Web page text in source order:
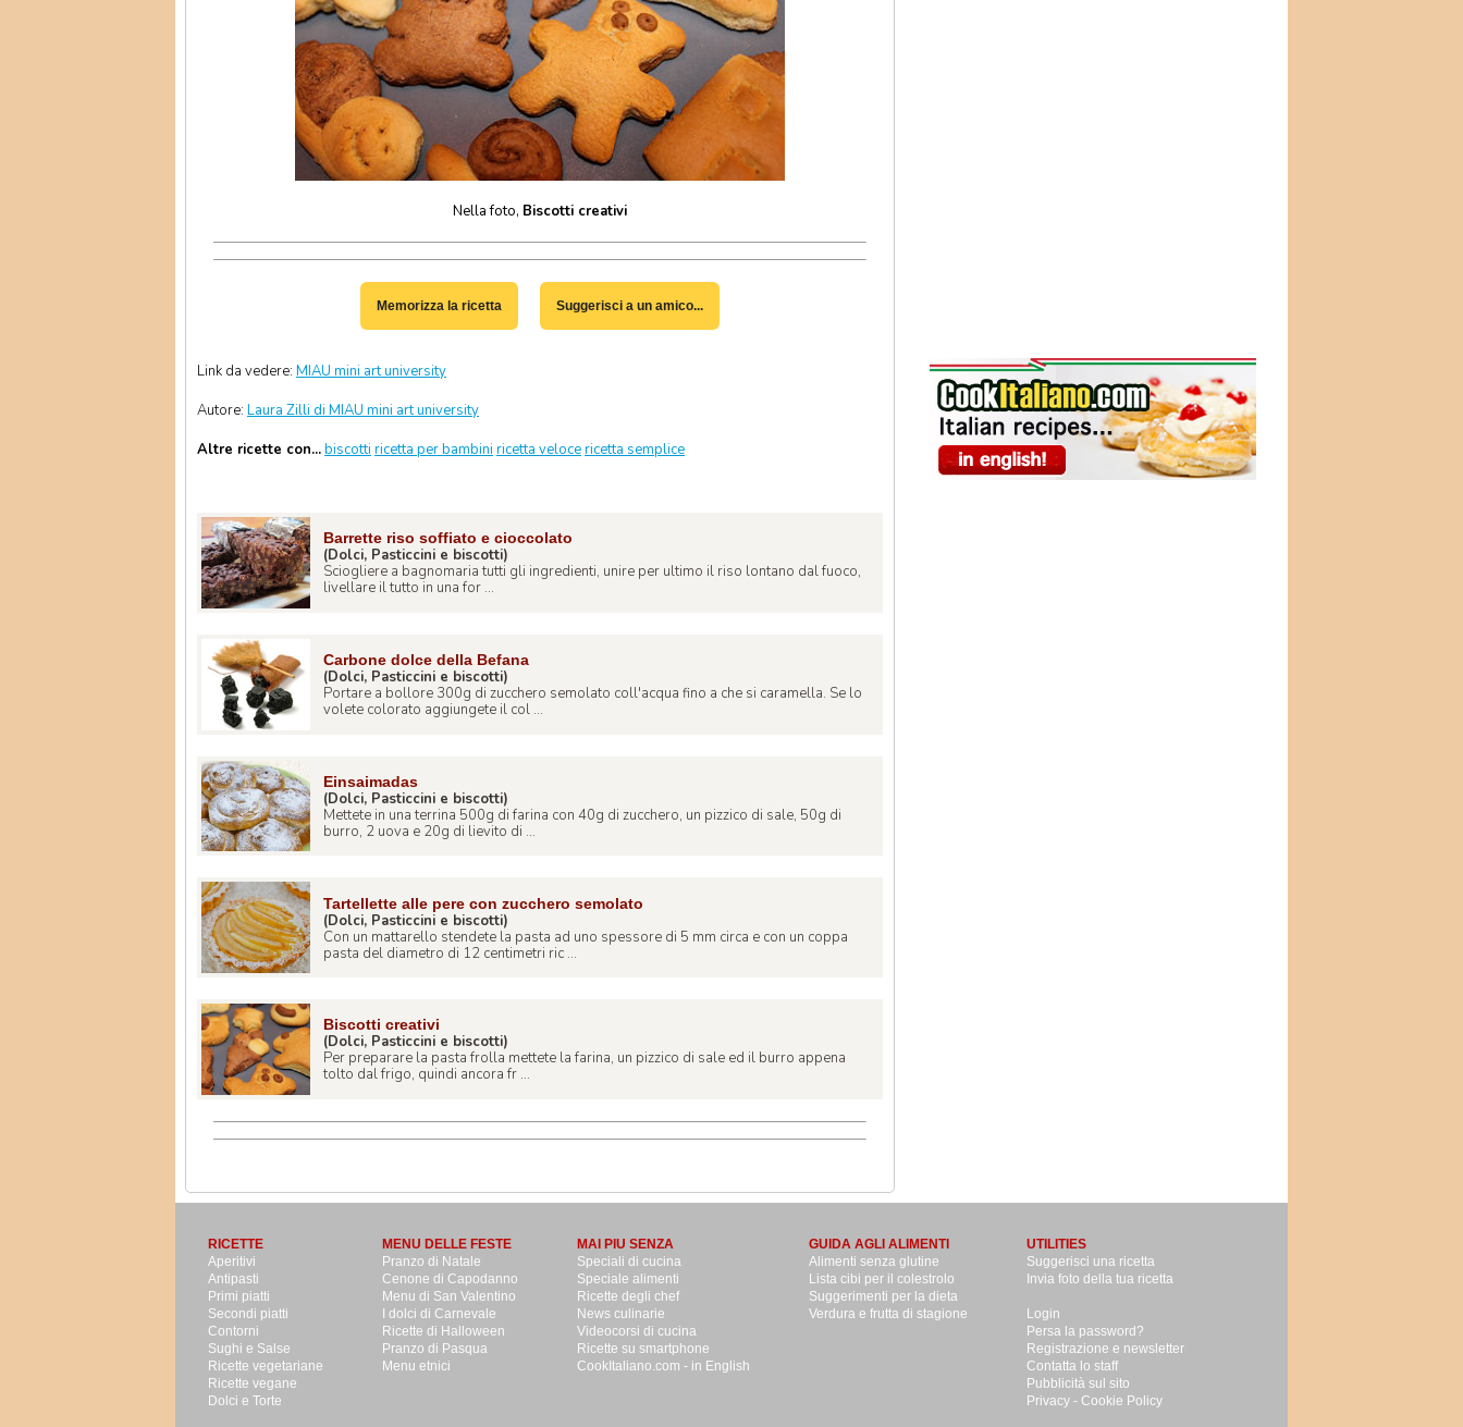
Nella foto, Biscotti creativi
Memorizza la ricetta Suggerisci a un amico...
Link da vedere: MIAU mini art university
Autore: Laura Zilli di MIAU mini art university
Altre ricette con...biscotti ricetta per bambini ricetta velocericetta semplice
Barrette riso soffiato e cioccolato
(Dolci, Pasticcini e biscotti)
Sciogliere a bagnomaria tutti gli ingredienti, unire per ultimo il riso lontano dal fuoco,
livellare il tutto in una for ...
Carbone dolce della Befana
(Dolci, Pasticcini e biscotti)
Portare a bollore 300g di zucchero semolato coll'acqua fino a che si caramella. Se lo
volete colorato aggiungete il col ...
Einsaimadas
(Dolci, Pasticcini e biscotti)
Mettete in una terrina 500g di farina con 40g di zucchero, un pizzico di sale, 50g di
burro, 2 uova e 20g di lievito di ...
Tartellette alle pere con zucchero semolato
(Dolci, Pasticcini e biscotti)
Con un mattarello stendete la pasta ad uno spessore di 5 mm circa e con un coppa
pasta del diametro di 12 centimetri ric ...
Biscotti creativi
(Dolci, Pasticcini e biscotti)
Per preparare la pasta frolla mettete la farina, un pizzico di sale ed il burro appena
tolto dal frigo, quindi ancora fr ...
RICETTE
Aperitivi
Antipasti
Primi piatti
Secondi piatti
Contorni
Sughi e Salse
Ricette vegetariane
Ricette vegane
Dolci e Torte
MENU DELLE FESTE
Pranzo di Natale
Cenone di Capodanno
Menu di San Valentino
I dolci di Carnevale
Ricette di Halloween
Pranzo di Pasqua
Menu etnici
MAI PIU SENZA
Speciali di cucina
Speciale alimenti
Ricette degli chef
News culinarie
Videocorsi di cucina
Ricette su smartphone
CookItaliano.com - in English
GUIDA AGLI ALIMENTI
Alimenti senza glutine
Lista cibi per il colestrolo
Suggerimenti per la dieta
Verdura e frutta di stagione
UTILITIES
Suggerisci una ricetta
Invia foto della tua ricetta
Login
Persa la password?
Registrazione e newsletter
Contatta lo staff
Pubblicità sul sito
Privacy - Cookie Policy